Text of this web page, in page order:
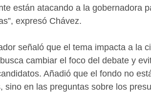
están atacando a la gobernadora
expresó Chávez.
señaló que el tema impacta a la
cambiar el foco del debate y
Añadió que el fondo no
sino en las preguntas sobre los